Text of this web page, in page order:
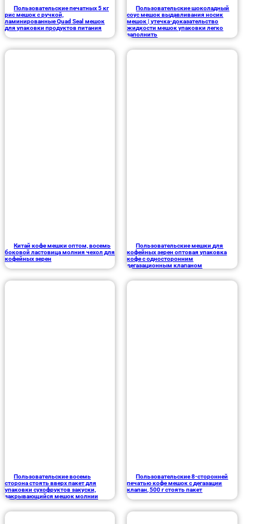
Пользовательские печатных 5 кг
рис мешок с ручкой,
ламинированные Quad Seal мешок
для упаковки продуктов питания
Пользовательские шоколадный
соус мешок выдавливания носик
мешок | утечка-доказательство
жидкости мешок упаковки легко
заполнить
Китай кофе мешки оптом, восемь
боковой ластовица молния чехол для
кофейных зерен
Пользовательские мешки для
кофейных зерен оптовая упаковка
кофе с односторонним
дегазационным клапаном
Пользовательские восемь
сторона стоять вверх пакет для
упаковки сухофруктов закуски,
закрывающийся мешок молнии
Пользовательские 8-сторонней
печатью кофе мешок с дегазации
клапан, 500 г стоять пакет